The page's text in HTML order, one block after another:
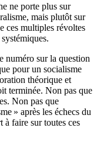
ne porte plus sur
mais plutôt sur
ces multiples révoltes
numéro sur la question
pour un socialisme
théorique et
terminée. Non pas que
Non pas que
» après les échecs du
faire sur toutes ces